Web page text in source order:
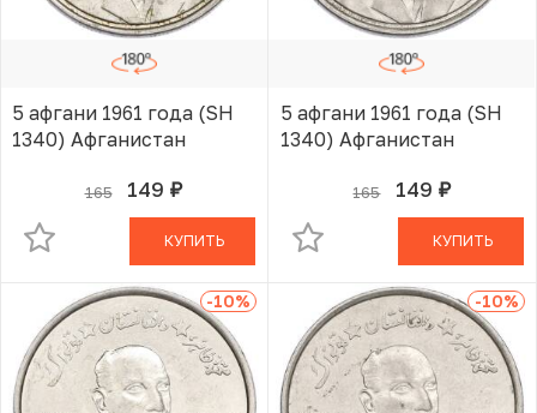
5 афгани 1961 года (SH
1340) Афганистан
165 149 руб.
В КОРЗИНЕ
КУПИТЬ
5 афгани 1961 года (SH
1340) Афганистан
165 149 руб.
В КОРЗИНЕ
КУПИТЬ
-10% -10%